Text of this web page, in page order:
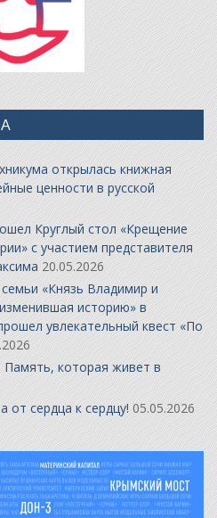
открылась книжная
ценности в русской
Круглый стол «Крещение
с участием представителя
20.05.2026
«Князь Владимир и
историю» в
увлекательный квест «По
которая живет в
от сердца к сердцу! 05.05.2026